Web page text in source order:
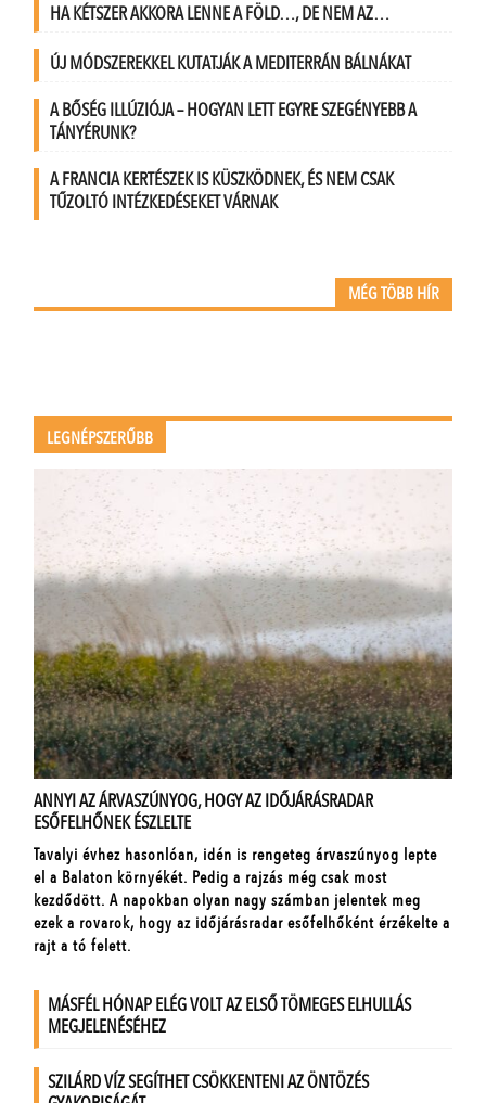
HA KÉTSZER AKKORA LENNE A FÖLD…, DE NEM AZ…
ÚJ MÓDSZEREKKEL KUTATJÁK A MEDITERRÁN BÁLNÁKAT
A BŐSÉG ILLÚZIÓJA – HOGYAN LETT EGYRE SZEGÉNYEBB A
TÁNYÉRUNK?
A FRANCIA KERTÉSZEK IS KÜSZKÖDNEK, ÉS NEM CSAK
TŰZOLTÓ INTÉZKEDÉSEKET VÁRNAK
MÉG TÖBB HÍR
LEGNÉPSZERŰBB